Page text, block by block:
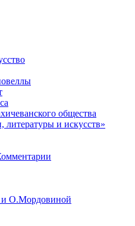
общества
литературы и искусств»
и О.Мордовиной